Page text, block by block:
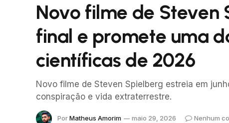
Novo filme de
final e promete uma
científicas de 2026
Novo filme de Steven Spielberg estreia em
conspiração e vida extraterrestre.
PorMatheus Amorim maio 29, 2026 Nenhum